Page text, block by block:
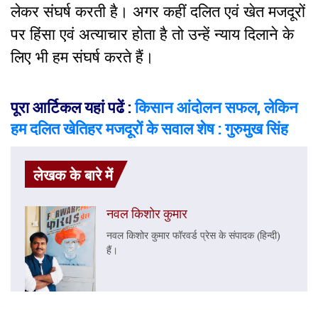
लेकर संघर्ष करती है। अगर कहीं दलित एवं खेत मजदूरों
पर हिंसा एवं अत्याचार होता है तो उन्हें न्याय दिलाने के
लिए भी हम संघर्ष करते हैं।
पूरा आर्टिकल यहां पढें :किसान आंदोलन सफल, लेकिन
हम दलित खेतिहर मजदूरों के सवाल शेष : गुरुमुख सिंह
लेखक के बारे में
नवल किशोर कुमार
नवल किशोर कुमार फॉरवर्ड प्रेस के संपादक (हिन्दी)
हैं।